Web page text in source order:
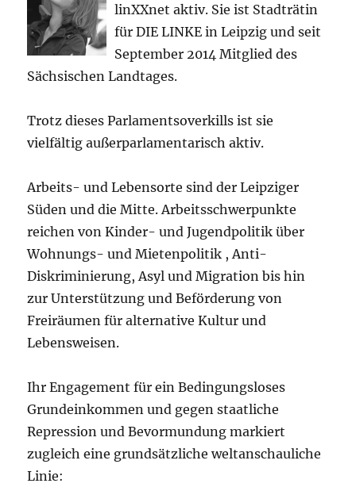
linXXnet aktiv. Sie ist Stadträtin
für DIE LINKE in Leipzig und seit
September 2014 Mitglied des
Sächsischen Landtages.
Trotz dieses Parlamentsoverkills ist sie
vielfältig außerparlamentarisch aktiv.
Arbeits- und Lebensorte sind der Leipziger
Süden und die Mitte. Arbeitsschwerpunkte
reichen von Kinder- und Jugendpolitik über
Wohnungs- und Mietenpolitik , Anti-
Diskriminierung, Asyl und Migration bis hin
zur Unterstützung und Beförderung von
Freiräumen für alternative Kultur und
Lebensweisen.
Ihr Engagement für ein Bedingungsloses
Grundeinkommen und gegen staatliche
Repression und Bevormundung markiert
zugleich eine grundsätzliche weltanschauliche
Linie: